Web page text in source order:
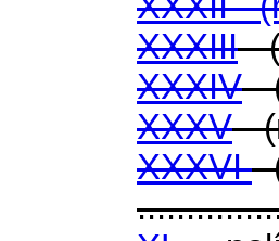
XXXIII-
XXXIV-
XXXV-
XXXVI-